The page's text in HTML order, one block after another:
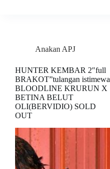
Anakan APJ
HUNTER KEMBAR 2″full
BRAKOT”tulangan istimewa
BLOODLINE KRURUN X
BETINA BELUT
OLI(BERVIDIO) SOLD
OUT